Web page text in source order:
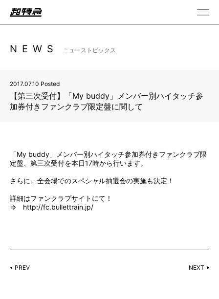
NEWS ニューストピックス
2017.07.10 Posted
【第三次受付】「My buddy」メンバー別ハイタッチ参
加券付きファンクラブ限定盤に関して
「My buddy」メンバー別ハイタッチ参加券付きファンクラブ限
定盤、第三次受付を本日17時から行います。
さらに、全会場でのスペシャル抽選会の実施も決定！
詳細はファンクラブサイトにて！
⇒ http://fc.bullettrain.jp/
PREV NEXT